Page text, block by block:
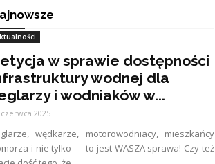
w sprawie dostępności
wodnej dla
i wodniaków w...
czerwca 2025
wędkarze, motorowodniacy, mieszkańcy
i nie tylko — to jest WASZA sprawa! Czy też